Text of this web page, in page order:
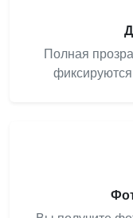
Полная